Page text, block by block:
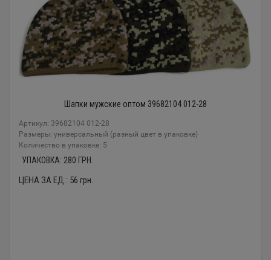
Шапки мужские оптом 39682104 012-28
Артикул: 39682104 012-28
Размеры: универсальный (разный цвет в упаковке)
Количество в упаковке: 5
УПАКОВКА: 280 ГРН.
ЦЕНА ЗА ЕД.: 56 грн.